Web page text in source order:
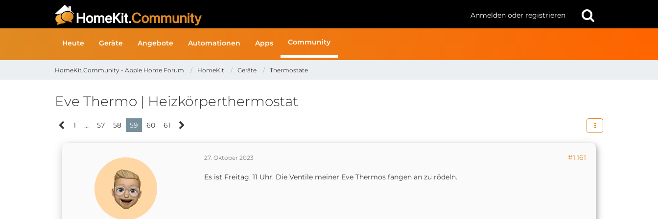
Anmelden oder registrieren
Heute Geräte Angebote Automationen Apps Community
HomeKit.Community - Apple Home Forum HomeKit Geräte Thermostate
Eve Thermo | Heizkörperthermostat
1 … 57 58 59 60 61
27. Oktober 2023 #1.161
Es ist Freitag, 11 Uhr. Die Ventile meiner Eve Thermos fangen an zu rödeln.